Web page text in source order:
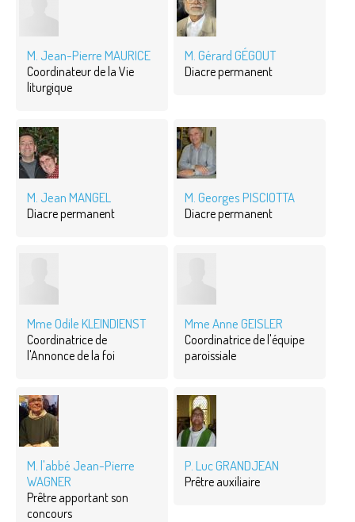
M. Jean-Pierre MAURICE
Coordinateur de la Vie
liturgique
M. Gérard GÉGOUT
Diacre permanent
M. Jean MANGEL
Diacre permanent
M. Georges PISCIOTTA
Diacre permanent
Mme Odile KLEINDIENST
Coordinatrice de
l'Annonce de la foi
Mme Anne GEISLER
Coordinatrice de l'équipe
paroissiale
M. l'abbé Jean-Pierre
WAGNER
Prêtre apportant son
concours
P. Luc GRANDJEAN
Prêtre auxiliaire